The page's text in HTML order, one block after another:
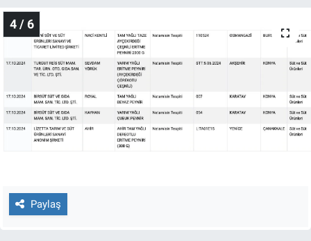
4 / 6
Paylaş